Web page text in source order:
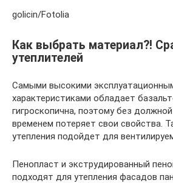
golicin/Fotolia
Как выбрать материал?!
утеплителей
Самыми высокими
характеристиками обладает
гигроскопична, поэтому без
временем потеряет свои свойства.
утепления подойдет для
Пенопласт и экструдированный
подходят для утепления фасадов